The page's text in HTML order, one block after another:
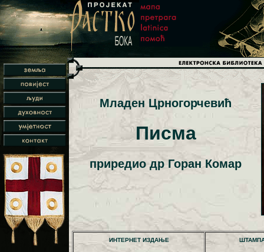
Младен Црногорчевић
Писма
приредио др Горан Комар
ИНТЕРНЕТ ИЗДАЊЕ